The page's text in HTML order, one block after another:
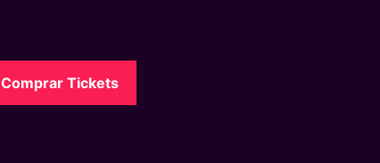
Comprar Tickets